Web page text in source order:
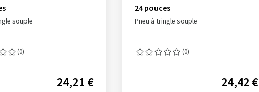
souple
(0)
24,21 €
24 pouces
Pneu à tringle souple
(0)
24,42 €